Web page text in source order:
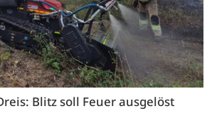
Blitz soll Feuer ausgelöst